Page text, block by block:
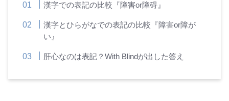
漢字での表記の比較『障害or障碍』
漢字とひらがなでの表記の比較『障害or障が
い』
肝心なのは表記？With Blindが出した答え